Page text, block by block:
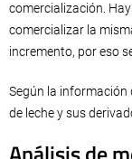
comercialización.
comercializar la
incremento, por eso
Según la información
de leche y sus